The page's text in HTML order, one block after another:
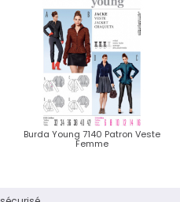
Burda Young 7140 Patron Veste
Femme